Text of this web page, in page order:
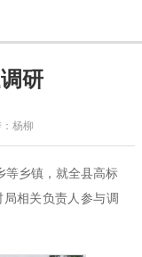
研
杨柳
等乡镇，就全县高标
相关负责人参与调